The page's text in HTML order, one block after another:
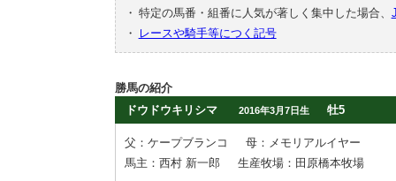
・ 特定の馬番・組番に人気が著しく集中した場合、
・
レースや騎手等につく記号
勝馬の紹介
ドウドウキリシマ
2016年3月7日生 牡5
父：ケープブランコ
母：メモリアルイヤー
馬主：西村 新一郎
生産牧場：田原橋本牧場